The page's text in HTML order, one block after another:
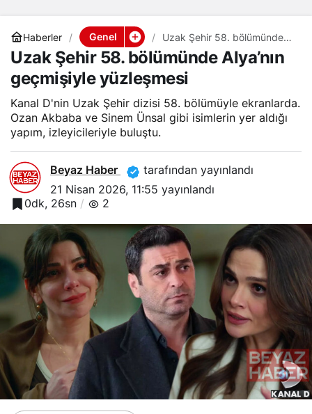
Haberler Genel
Uzak Şehir 58. bölümünde
Alya’nın geçmişiyle
yüzleşmesi
Uzak Şehir 58. bölümünde Alya’nın
geçmişiyle yüzleşmesi
Kanal D'nin Uzak Şehir dizisi 58. bölümüyle ekranlarda.
Ozan Akbaba ve Sinem Ünsal gibi isimlerin yer aldığı
yapım, izleyicileriyle buluştu.
Beyaz Haber
tarafından yayınlandı
21 Nisan 2026, 11:55 yayınlandı
0dk, 26sn
2